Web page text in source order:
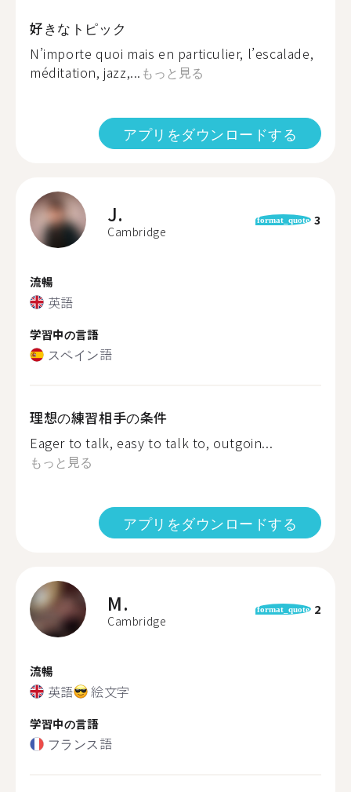
好きなトピック
N’importe quoi mais en particulier, l’escalade,
méditation, jazz,... もっと見る
アプリをダウンロードする
J.
Cambridge
format_quote 3
流暢
英語
学習中の言語
スペイン語
理想の練習相手の条件
Eager to talk, easy to talk to, outgoin...
もっと見る
アプリをダウンロードする
M.
Cambridge
format_quote 2
流暢
英語 絵文字
学習中の言語
フランス語